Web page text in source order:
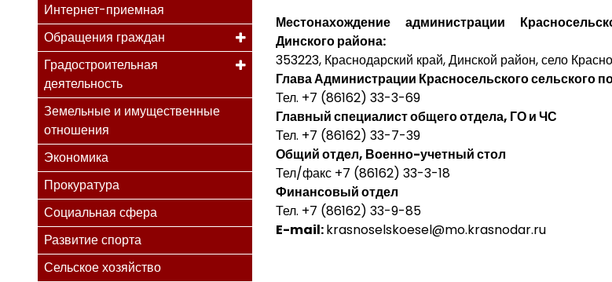
Интернет-приемная
Обращения граждан
Градостроительная
деятельность
Земельные и имущественные
отношения
Экономика
Прокуратура
Социальная сфера
Развитие спорта
Сельское хозяйство
Местонахождение администрации
Динского района:
353223, Краснодарский край, Динской район, село
Глава Администрации Красносельского сельского
Тел. +7 (86162) 33-3-69
Главный специалист общего отдела, ГО и ЧС
Тел. +7 (86162) 33-7-39
Общий отдел, Военно-учетный стол
Тел/факс +7 (86162) 33-3-18
Финансовый отдел
Тел. +7 (86162) 33-9-85
E-mail:krasnoselskoesel@mo.krasnodar.ru